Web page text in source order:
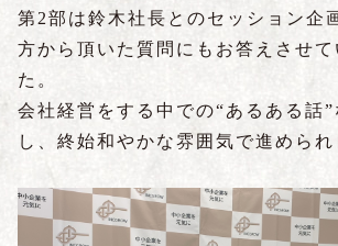
第2部は鈴木社長とのセッション企
方から頂いた質問にもお答えさせて
た。
会社経営をする中での“あるある話”
し、終始和やかな雰囲気で進められ